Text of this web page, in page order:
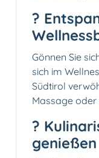
?
Gönnen Sie
sich im
Südtirol
Massage oder
?️
genießen